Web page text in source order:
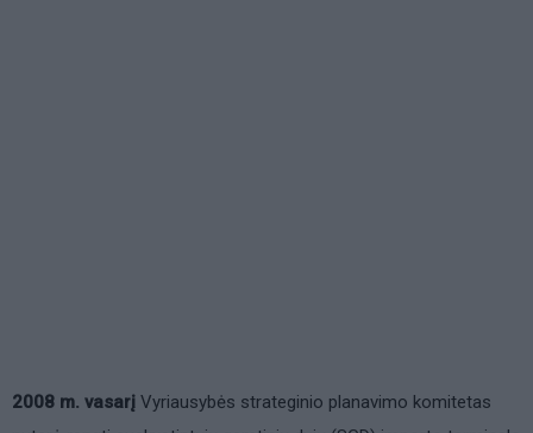
2008 m. vasarį Vyriausybės strateginio planavimo komitetas